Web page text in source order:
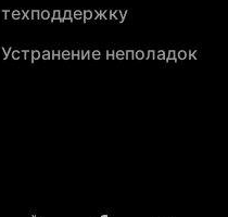
техподдержку
Устранение неполадок